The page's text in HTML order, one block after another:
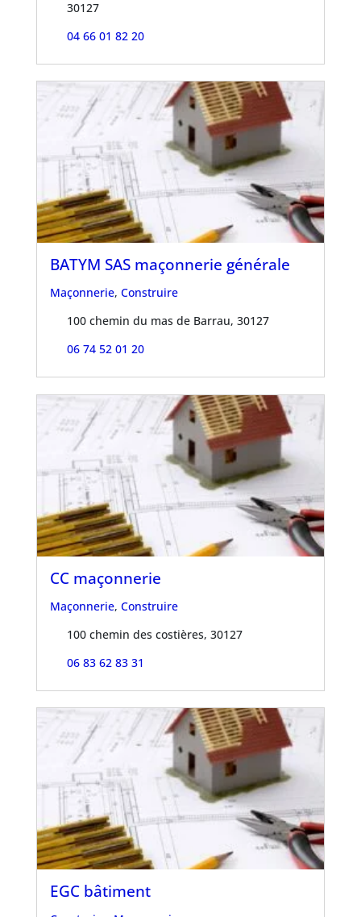
30127
04 66 01 82 20
BATYM SAS maçonnerie générale
Maçonnerie, Construire
100 chemin du mas de Barrau, 30127
06 74 52 01 20
CC maçonnerie
Maçonnerie, Construire
100 chemin des costières, 30127
06 83 62 83 31
EGC bâtiment